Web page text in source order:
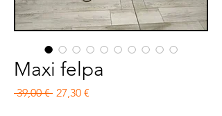
Maxi felpa
39,00 € Prezzo regolare
27,30 €